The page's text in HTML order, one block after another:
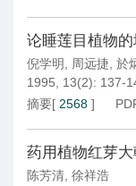
论睡莲目植物
倪学明 周远捷 於
1995, 13(2): 137-
摘要[ 2568 ]
药用植物红芽
陈芳清 徐祥浩